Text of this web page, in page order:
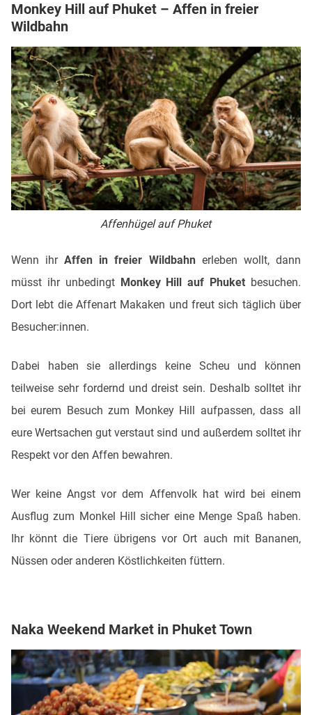
Monkey Hill auf Phuket – Affen in freier
Wildbahn
Affenhügel auf Phuket
Wenn ihrAffen in freier Wildbahnerleben wollt, dann
müsst ihr unbedingt Monkey Hill auf Phuket besuchen.
Dort lebt die Affenart Makaken und freut sich täglich über
Besucher:innen.
Dabei haben sie allerdings keine Scheu und können
teilweise sehr fordernd und dreist sein. Deshalb solltet ihr
bei eurem Besuch zum Monkey Hill aufpassen, dass all
eure Wertsachen gut verstaut sind und außerdem solltet ihr
Respekt vor den Affen bewahren.
Wer keine Angst vor dem Affenvolk hat wird bei einem
Ausflug zum Monkel Hill sicher eine Menge Spaß haben.
Ihr könnt die Tiere übrigens vor Ort auch mit Bananen,
Nüssen oder anderen Köstlichkeiten füttern.
Naka Weekend Market in Phuket Town